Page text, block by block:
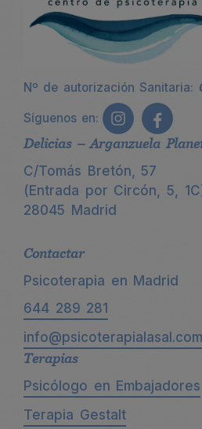
Nº de autorización Sanitaria:
Síguenos en:
Delicias – Arganzuela
C/Tomás Bretón, 57
(Entrada por Circón, 5,
28045 Madrid
Contactar
Psicoterapia en Madrid
644 289 281
info@psicoterapialasal.com
Terapias
Psicólogo en Embajadores
Terapia Gestalt